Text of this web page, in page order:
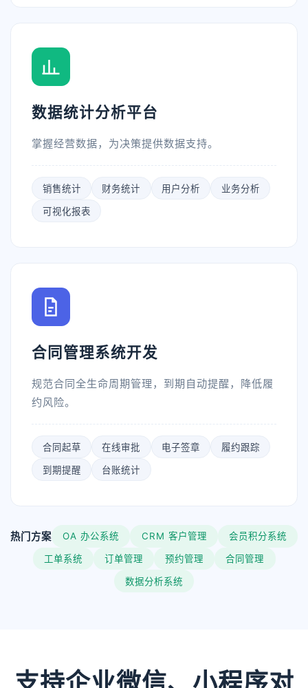
数据统计分析平台
掌握经营数据，为决策提供数据支持。
销售统计 财务统计 用户分析 业务分析
可视化报表
合同管理系统开发
规范合同全生命周期管理，到期自动提醒，降低履
约风险。
合同起草 在线审批 电子签章 履约跟踪
到期提醒 台账统计
热门方案 OA 办公系统 CRM 客户管理 会员积分系统
工单系统 订单管理 预约管理 合同管理
数据分析系统
你们主要提供哪些服务？可以根据需求定制吗？